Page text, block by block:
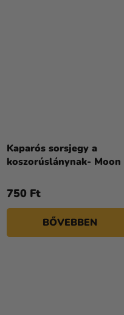
Kaparós sorsjegy a
koszorúslánynak- Moon
750 Ft
BŐVEBBEN